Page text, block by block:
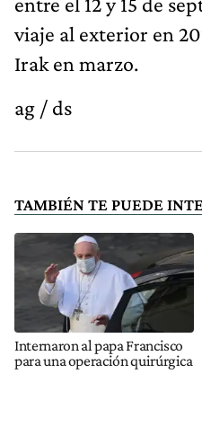
viaje al exterior en
Irak en marzo.
ag / ds
TAMBIÉN TE PUEDE
Internaron al papa Francisco
para una operación quirúrgica